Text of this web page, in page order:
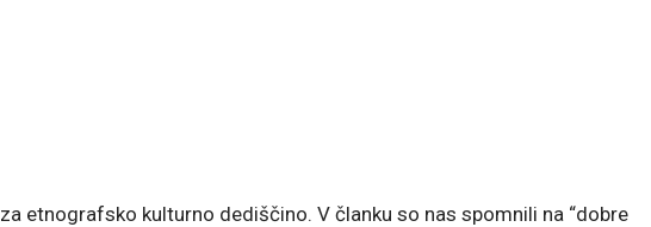
etnografsko kulturno dediščino. V članku so nas spomnili na “dobre